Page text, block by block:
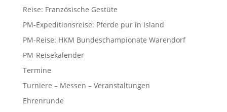
Reise: Französische Gestüte
PM-Expeditionsreise: Pferde pur in Island
PM-Reise: HKM Bundeschampionate Warendorf
PM-Reisekalender
Termine
Turniere – Messen – Veranstaltungen
Ehrenrunde